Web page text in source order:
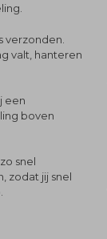
verzonden.
valt, hanteren
een
boven
snel
zodat jij snel